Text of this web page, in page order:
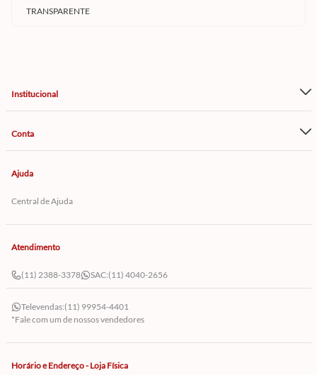
TRANSPARENTE
Institucional
Conta
Ajuda
Central de Ajuda
Atendimento
(11) 2388-3378 SAC:(11) 4040-2656
Televendas:(11) 99954-4401
*Fale com um de nossos vendedores
Horário e Endereço - Loja Física